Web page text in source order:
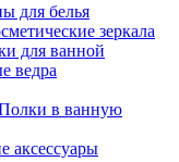
для белья
зеркала
для ванной
ведра
в ванную
аксессуары